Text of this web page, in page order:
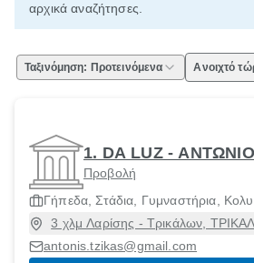
αρχικά αναζήτησες.
Ταξινόμηση: Προτεινόμενα Ανοιχτό
1. DA LUZ -
Προβολή
Γήπεδα, Στάδια, Γυμναστήρια,
3 χλμ Λαρίσης - Τρικάλων,
Τρίκαλα, 41334
antonis.tzikas@gmail.com